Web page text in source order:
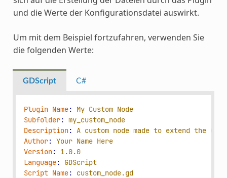
und die Werte der Konfigurationsdatei auswirkt.
Um mit dem Beispiel fortzufahren, verwenden Sie
die folgenden Werte:
GDScript C#
Plugin Name:
My Custom Node
Subfolder: my_custom_node
Description: A custom node made to extend the
Author: Your Name Here
Version:
1.0.0
Language:
GDScript
Script Name:
custom_node.gd